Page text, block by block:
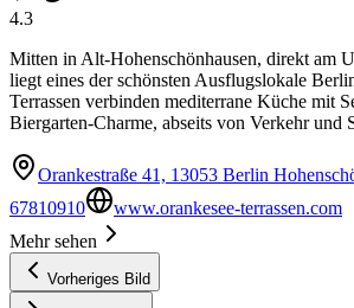
4.3
Mitten in Alt-Hohenschönhausen, direkt am
liegt eines der schönsten Ausflugslokale
Terrassen verbinden mediterrane Küche mit
Biergarten-Charme, abseits von Verkehr und
Orankestraße 41, 13053 Berlin
67810910
www.orankesee-terrassen.com
Mehr sehen
Vorheriges Bild